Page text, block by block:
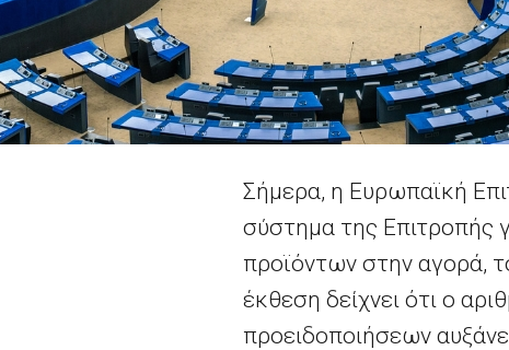
Σήμερα, η Ευρωπαϊκή
σύστημα της Επιτροπής
προϊόντων στην αγορά,
έκθεση δείχνει ότι ο
προειδοποιήσεων